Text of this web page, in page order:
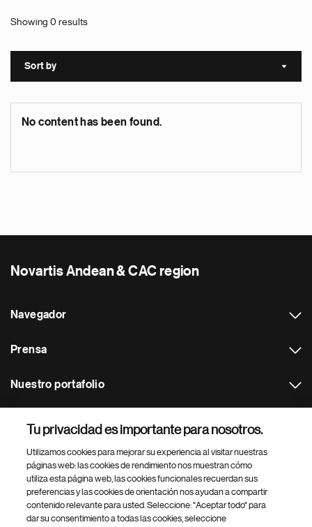
Showing 0 results
Sort by Sort
No content has been found.
Novartis Andean & CAC region
Navegador
Prensa
Nuestro portafolio
Footer Site Search
Tu privacidad es importante para nosotros.
Utilizamos cookies para mejorar su experiencia al visitar nuestras
páginas web: las cookies de rendimiento nos muestran cómo
utiliza esta página web, las cookies funcionales recuerdan sus
preferencias y las cookies de orientación nos ayudan a compartir
contenido relevante para usted. Seleccione: "Aceptar todo" para
dar su consentimiento a todas las cookies, seleccione